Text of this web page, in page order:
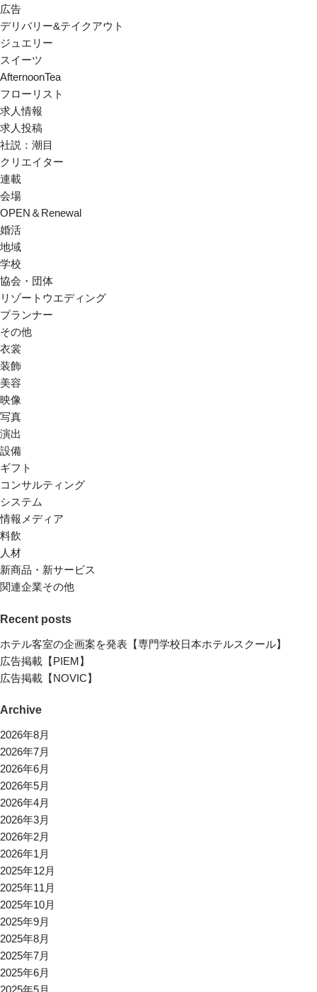
広告
デリバリー&テイクアウト
ジュエリー
スイーツ
AfternoonTea
フローリスト
求人情報
求人投稿
社説：潮目
クリエイター
連載
会場
OPEN＆Renewal
婚活
地域
学校
協会・団体
リゾートウエディング
プランナー
その他
衣裳
装飾
美容
映像
写真
演出
設備
ギフト
コンサルティング
システム
情報メディア
料飲
人材
新商品・新サービス
関連企業その他
Recent posts
ホテル客室の企画案を発表【専門学校日本ホテルスクール】
広告掲載【PIEM】
広告掲載【NOVIC】
Archive
2026年8月
2026年7月
2026年6月
2026年5月
2026年4月
2026年3月
2026年2月
2026年1月
2025年12月
2025年11月
2025年10月
2025年9月
2025年8月
2025年7月
2025年6月
2025年5月